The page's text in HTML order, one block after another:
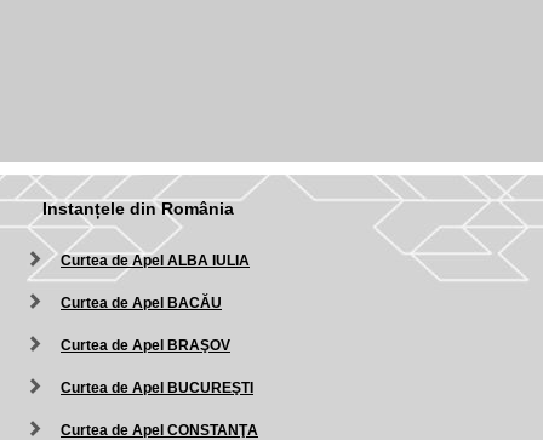
Instanțele din România
Curtea de Apel ALBA IULIA
Curtea de Apel BACĂU
Curtea de Apel BRAŞOV
Curtea de Apel BUCUREŞTI
Curtea de Apel CONSTANŢA